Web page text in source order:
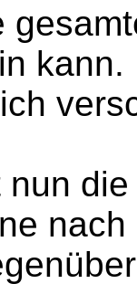
nun